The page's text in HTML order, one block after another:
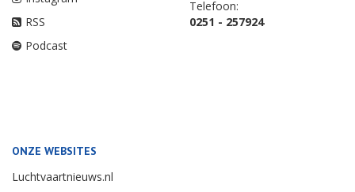
RSS
Podcast
Telefoon:
0251 - 257924
ONZE WEBSITES
Luchtvaartnieuws.nl